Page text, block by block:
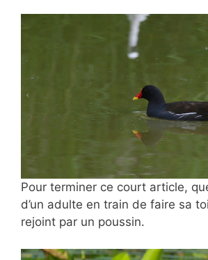
Pour terminer ce court article,
d’un adulte en train de faire sa
rejoint par un poussin.